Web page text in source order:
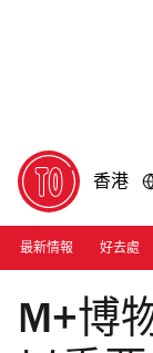
香港
最新情報 好去處
Photograph:
M+博